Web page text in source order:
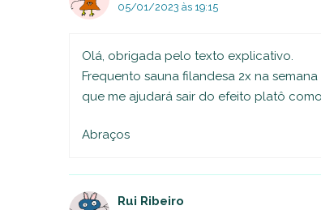
05/01/2023 às 19:15
Olá, obrigada pelo texto explicativo.
Frequento sauna filandesa 2x na
que me ajudará sair do efeito platô
Abraços
Rui Ribeiro